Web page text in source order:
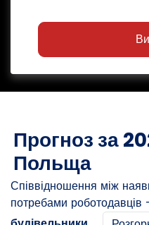
Прогноз за
Польща
Співвідношення між
потребами роботодавців